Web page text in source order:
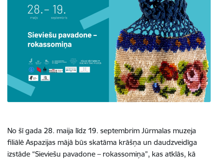
No šī gada 28. maija līdz 19. septembrim Jūrmalas muzeja
filiālē Aspazijas mājā būs skatāma krāšņa un daudzveidīga
izstāde “Sieviešu pavadone – rokassomiņa”, kas atklās, kā